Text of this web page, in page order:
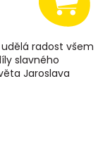
radost všem
slavného
Jaroslava